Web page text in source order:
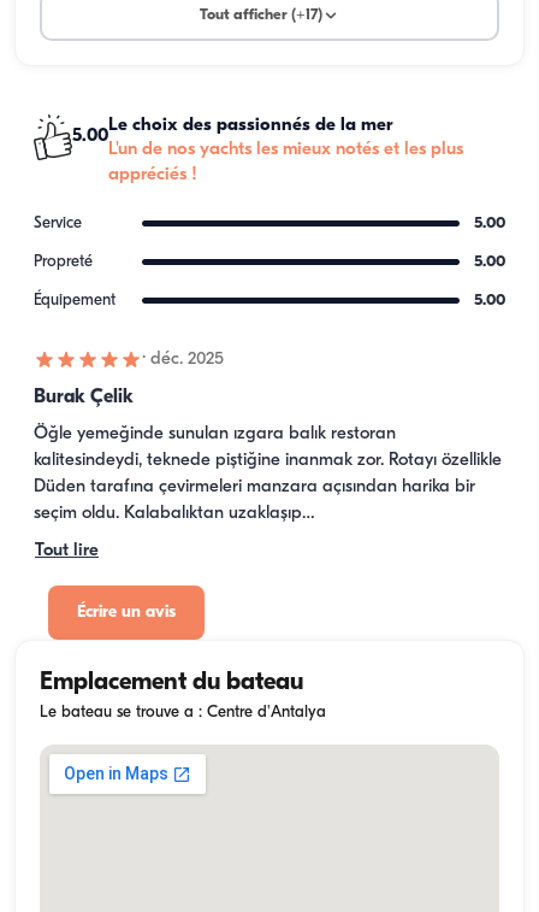
Tout afficher (+17)
5.00
Le choix des passionnés de la mer
L'un de nos yachts les mieux notés et les plus
appréciés !
Service 5.00
Propreté 5.00
Équipement 5.00
· déc. 2025
Burak Çelik
Öğle yemeğinde sunulan ızgara balık restoran
kalitesindeydi, teknede piştiğine inanmak zor. Rotayı özellikle
Düden tarafına çevirmeleri manzara açısından harika bir
seçim oldu. Kalabalıktan uzaklaşıp…
Tout lire
Écrire un avis
Emplacement du bateau
Le bateau se trouve a : Centre d'Antalya